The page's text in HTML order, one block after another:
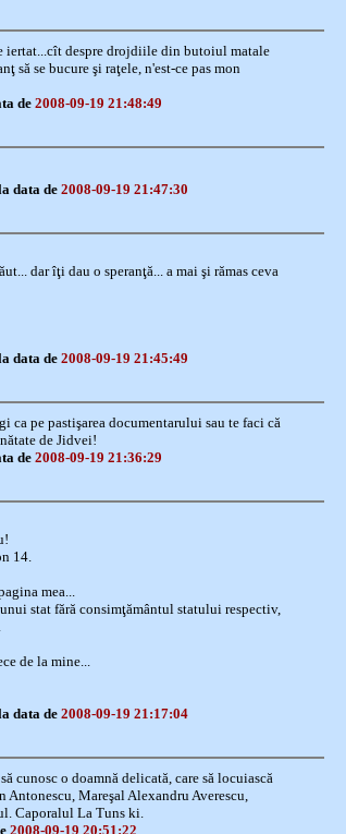
iertat...cît despre drojdiile din butoiul matale
să se bucure şi raţele, n'est-ce pas mon
de 2008-09-19 21:48:49
data de 2008-09-19 21:47:30
dar îţi dau o speranţă... a mai şi rămas ceva
data de 2008-09-19 21:45:49
pe pastişarea documentarului sau te faci că
de Jidvei!
de 2008-09-19 21:36:29
14.
mea...
stat fără consimţământul statului respectiv,
de la mine...
data de 2008-09-19 21:17:04
cunosc o doamnă delicată, care să locuiască
Antonescu, Mareşal Alexandru Averescu,
Caporalul La Tuns ki.
2008-09-19 20:51:22